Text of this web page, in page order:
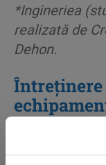
*Ingineriea
realizată de
Dehon.
Întreținere